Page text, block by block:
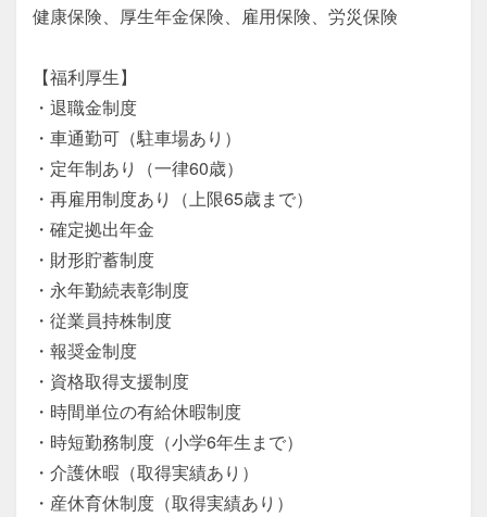
健康保険、厚生年金保険、雇用保険、労災保険
【福利厚生】
・退職金制度
・車通勤可（駐車場あり）
・定年制あり（一律60歳）
・再雇用制度あり（上限65歳まで）
・確定拠出年金
・財形貯蓄制度
・永年勤続表彰制度
・従業員持株制度
・報奨金制度
・資格取得支援制度
・時間単位の有給休暇制度
・時短勤務制度（小学6年生まで）
・介護休暇（取得実績あり）
・産休育休制度（取得実績あり）